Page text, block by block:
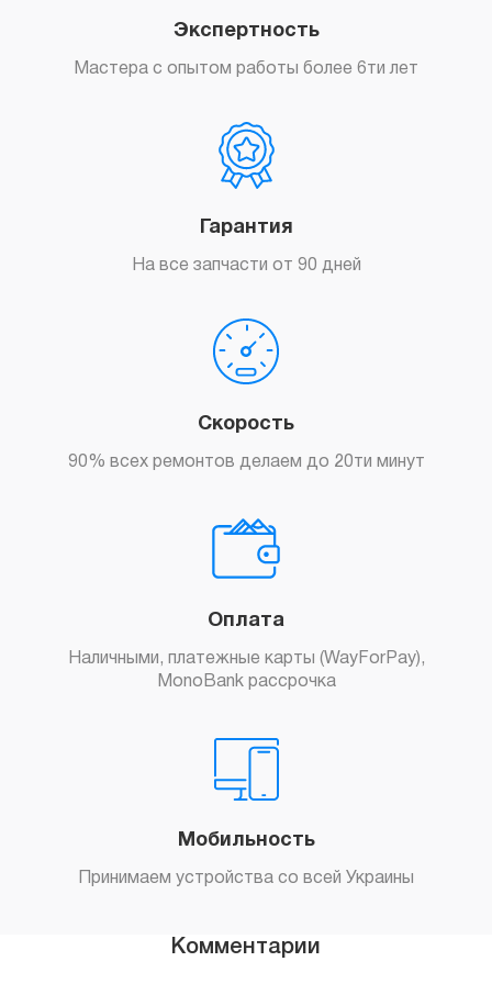
Экспертность
Мастера с опытом работы более 6ти лет
Гарантия
На все запчасти от 90 дней
Скорость
90% всех ремонтов делаем до 20ти минут
Оплата
Наличными, платежные карты (WayForPay),
MonoBank рассрочка
Мобильность
Принимаем устройства со всей Украины
Комментарии